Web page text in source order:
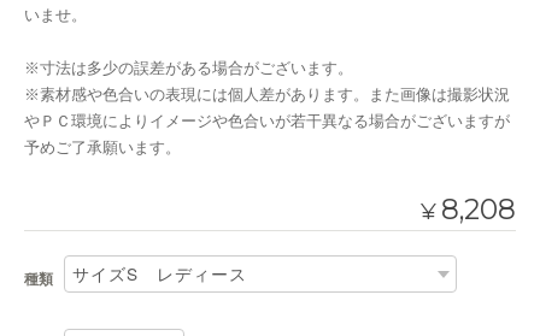
いませ。
※寸法は多少の誤差がある場合がございます。
※素材感や色合いの表現には個人差があります。また画像は撮影状況
やＰＣ環境によりイメージや色合いが若干異なる場合がございますが
予めご了承願います。
¥ 8,208
種類